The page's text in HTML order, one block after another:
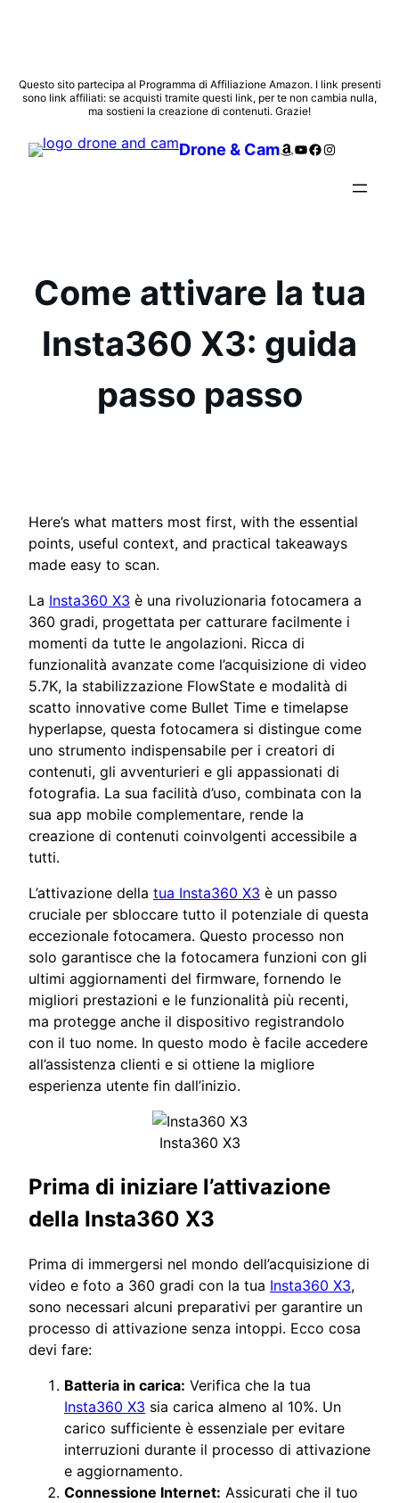
Vai
Questo sito partecipa al Programma di Affiliazione Amazon. I link presenti
sono link affiliati: se acquisti tramite questi link, per te non cambia nulla,
ma sostieni la creazione di contenuti. Grazie!
Drone & CamAmazon
YouTube
Facebook
Instagram
Come attivare la tua
Insta360 X3: guida
passo passo
Here’s what matters most first, with the essential
points, useful context, and practical takeaways
made easy to scan.
La Insta360 X3 è una rivoluzionaria fotocamera a
360 gradi, progettata per catturare facilmente i
momenti da tutte le angolazioni. Ricca di
funzionalità avanzate come l’acquisizione di video
5.7K, la stabilizzazione FlowState e modalità di
scatto innovative come Bullet Time e timelapse
hyperlapse, questa fotocamera si distingue come
uno strumento indispensabile per i creatori di
contenuti, gli avventurieri e gli appassionati di
fotografia. La sua facilità d’uso, combinata con la
sua app mobile complementare, rende la
creazione di contenuti coinvolgenti accessibile a
tutti.
L’attivazione della tua Insta360 X3 è un passo
cruciale per sbloccare tutto il potenziale di questa
eccezionale fotocamera. Questo processo non
solo garantisce che la fotocamera funzioni con gli
ultimi aggiornamenti del firmware, fornendo le
migliori prestazioni e le funzionalità più recenti,
ma protegge anche il dispositivo registrandolo
con il tuo nome. In questo modo è facile accedere
all’assistenza clienti e si ottiene la migliore
esperienza utente fin dall’inizio.
Insta360 X3
Prima di iniziare l’attivazione
della Insta360 X3
Prima di immergersi nel mondo dell’acquisizione di
video e foto a 360 gradi con la tua Insta360 X3,
sono necessari alcuni preparativi per garantire un
processo di attivazione senza intoppi. Ecco cosa
devi fare:
Batteria in carica: Verifica che la tua
Insta360 X3 sia carica almeno al 10%. Un
carico sufficiente è essenziale per evitare
interruzioni durante il processo di attivazione
e aggiornamento.
Connessione Internet: Assicurati che il tuo